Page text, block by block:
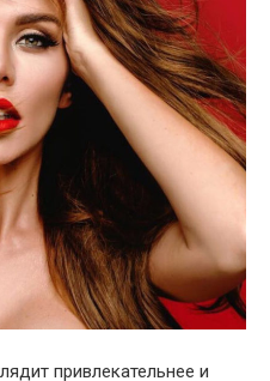
привлекательнее и